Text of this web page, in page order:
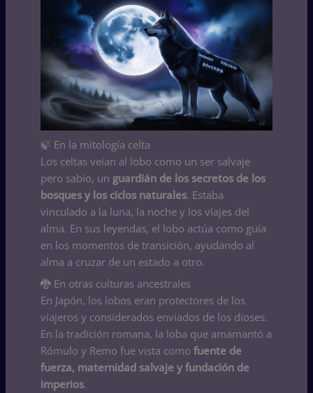
🍃 En la mitología celta
Los celtas veían al lobo como un ser salvaje
pero sabio, un guardián de los secretos de los
bosques y los ciclos naturales. Estaba
vinculado a la luna, la noche y los viajes del
alma. En sus leyendas, el lobo actúa como guía
en los momentos de transición, ayudando al
alma a cruzar de un estado a otro.
🐉 En otras culturas ancestrales
En Japón, los lobos eran protectores de los
viajeros y considerados enviados de los dioses.
En la tradición romana, la loba que amamantó a
Rómulo y Remo fue vista como fuente de
fuerza, maternidad salvaje y fundación de
imperios.